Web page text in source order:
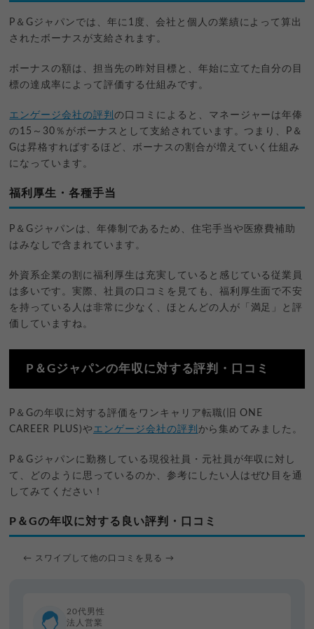
P＆Gジャパンでは、年に1度、会社と個人の業績によって算出
されたボーナスが支給されます。
ボーナスの額は、担当先の昨対目標と、年始に立てた自分の目
標の達成率によって評価する仕組みです。
エンゲージ会社の評判の口コミによると、マネージャーは年俸
の15～30％がボーナスとして支給されています。つまり、P＆
Gは昇格すればするほど、ボーナスの割合が増えていく仕組み
になっています。
福利厚生・各種手当
P＆Gジャパンは、年俸制であるため、住宅手当や医療費補助
はみなしで含まれています。
外資系企業の割に福利厚生は充実していると感じている従業員
は多いです。実際、社員の口コミを見ても、福利厚生面で不安
を持っている人は非常に少なく、ほとんどの人が「満足」と評
価していますね。
P＆Gジャパンの年収に対する評判・口コミ
P＆Gの年収に対する評価をワンキャリア転職(旧 ONE
CAREER PLUS)や エンゲージ会社の評判 から集めてみました。
P＆Gジャパンに勤務している現役社員・元社員が年収に対し
て、どのように思っているのか、参考にしたい人はぜひ目を通
してみてください！
P＆Gの年収に対する良い評判・口コミ
← スワイプして他の口コミを見る →
20代男性
法人営業